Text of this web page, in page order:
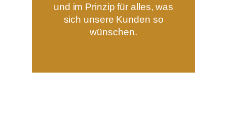
und im Prinzip für alles, was
sich unsere Kunden so
wünschen.